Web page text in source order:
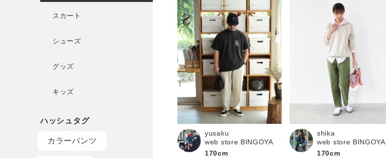
スカート
シューズ
グッズ
キッズ
カラーパンツ
yusaku
web store BINGOYA
170cm
shika
web store BINGOYA
170cm